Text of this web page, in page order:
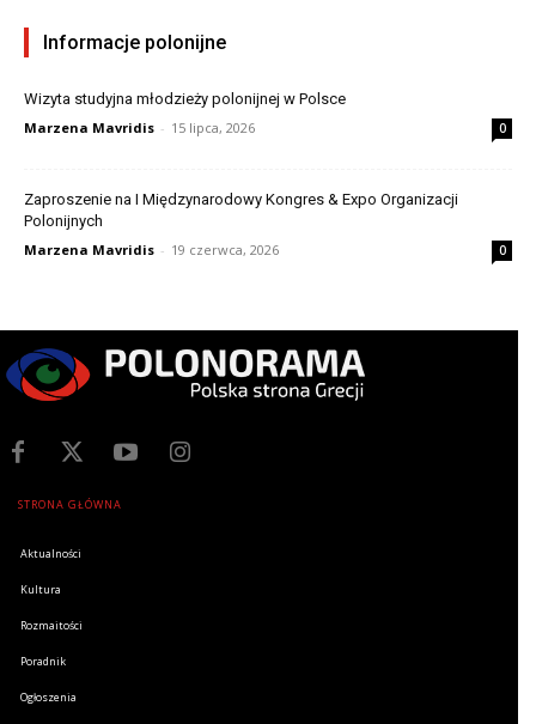
Informacje polonijne
Wizyta studyjna młodzieży polonijnej w Polsce
Marzena Mavridis - 15 lipca, 2026 0
Zaproszenie na I Międzynarodowy Kongres & Expo Organizacji
Polonijnych
Marzena Mavridis - 19 czerwca, 2026 0
STRONA GŁÓWNA
Aktualności
Kultura
Rozmaitości
Poradnik
Ogłoszenia